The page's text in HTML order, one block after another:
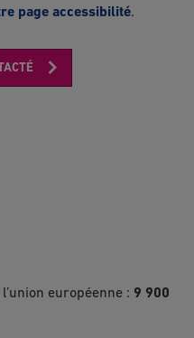
page accessibilité.
européenne : 9 900